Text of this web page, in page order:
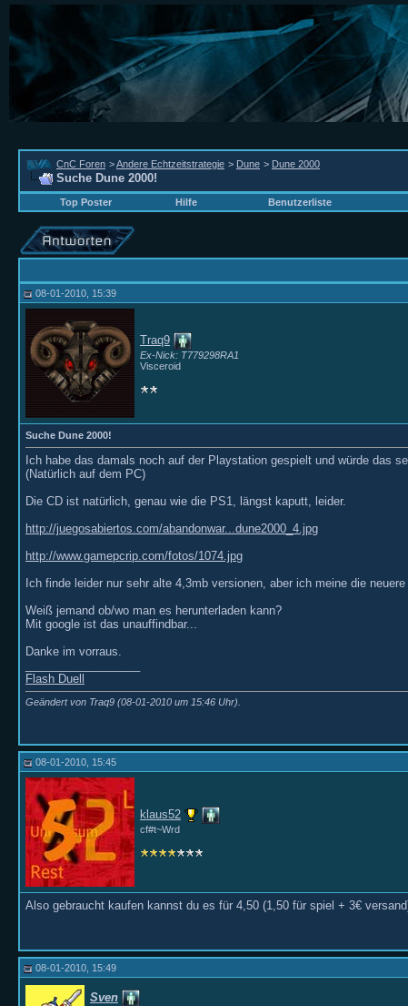
CnC Foren >Andere Echtzeitstrategie > Dune > Dune 2000
Suche Dune 2000!
Top Poster
Hilfe Benutzerliste
08-01-2010, 15:39
Traq9
Ex-Nick: T779298RA1
Visceroid
Suche Dune 2000!
Ich habe das damals noch auf der Playstation gespielt und würde das
(Natürlich auf dem PC)
Die CD ist natürlich, genau wie die PS1, längst kaputt, leider.
http://juegosabiertos.com/abandonwar...dune2000_4.jpg
http://www.gamepcrip.com/fotos/1074.jpg
Ich finde leider nur sehr alte 4,3mb versionen, aber ich meine die
Weiß jemand ob/wo man es herunterladen kann?
Mit google ist das unauffindbar...
Danke im vorraus.
Flash Duell
Geändert von Traq9 (08-01-2010 um 15:46 Uhr).
08-01-2010, 15:45
klaus52
cf#t~Wrd
Also gebraucht kaufen kannst du es für 4,50 (1,50 für spiel + 3€
08-01-2010, 15:49
Sven